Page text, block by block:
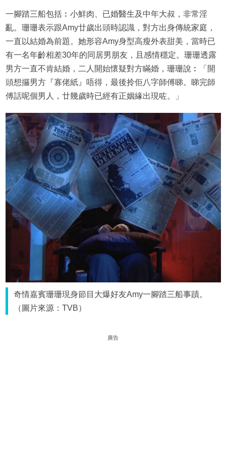
一腳踏三船包括︰小鮮肉、已婚醫生及中年大叔，非常淫
亂。珊珊表示跟Amy廿歲出頭時認識，對方出身傳統家庭，
一直以結婚為前題。她形容Amy身型高瘦外表甜美，當時已
有一名年齡相差30年的同居男朋友，且感情穩定。珊珊透露
男方一直不肯結婚，二人開始懷疑對方瞞婚，珊珊說︰「開
頭想攞男方『寡佬紙』唔得，最後拎佢八字師傅睇。睇完師
傅話呢個男人，廿幾歲時已經有正姻緣出現咗。」
奇情嘉賓珊珊現身節目大爆好友Amy一腳踏三船事蹟。
（圖片來源：TVB）
廣告